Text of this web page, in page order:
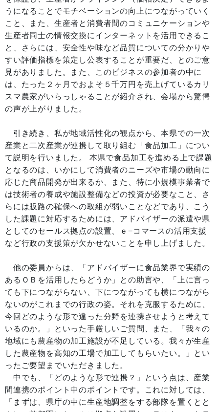
うになることでモチベーションの向上につながっていく
こと、また、生産者と消費者間のコミュニケーションや
生産者同士の情報交換にインターネットを活用できるこ
と、さらには、安全性や味など品質についての分かりや
すい評価指標を策定し公表することが重要だ、とのご意
見がありました。また、このビジネスの参加者の中に
は、たった２ヶ月でおよそ５千万円を売上げているカリ
スマ農家がいらっしゃることが紹介され、会場から驚愕
の声が上がりました。
引き続き、私が地域活性化の観点から、本県での一次
産業と二次産業が連携して取り組む「食品加工」につい
て説明を行いました。 本県で食品加工を進める上で課題
となるのは、いかにして消費者のニーズや市場の動向に
応じた商品開発が出来るか、また、特に小規模事業者で
は技術者の養成や施設整備などの投資が必要なこと、さ
らには販路の確保への取組が弱いことなどであり、こう
した課題に対応するためには、アドバイザーの派遣や県
としてのセールス拠点の設置、ｅ−コマースの活用支援
など行政の支援策が欠かせないことを申し上げました。
他の委員からは、「アドバイザーに食品業界で実績の
あるＯＢを活用したらどうか」との助言や、「上に言っ
ても下につながらない、下につながっても横につながら
ないのがこれまでの行政の姿。それを克服するために、
今回どのような形で違った分野を連携させようと考えて
いるのか。」といった手厳しいご質問、また、「我々の
地域にも農産物の加工施設が不足している。我々が生産
した農産物を高知の工場で加工してもらいたい。」とい
ったご要望までいただきました。
中でも、「どのような形で連携？」という点は、産業
間連携のポイント中のポイントです。これに対しては、
「まずは、県庁の中に生産地調整をする部隊を置くとと